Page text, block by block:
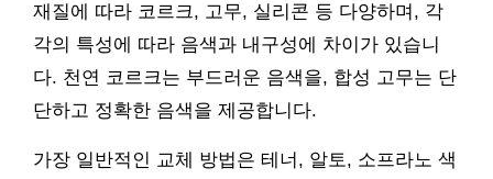
재질에 따라 코르크, 고무, 실리콘 등 다양하며, 각
각의 특성에 따라 음색과 내구성에 차이가 있습니
다. 천연 코르크는 부드러운 음색을, 합성 고무는 단
단하고 정확한 음색을 제공합니다.
가장 일반적인 교체 방법은 테너, 알토, 소프라노 색